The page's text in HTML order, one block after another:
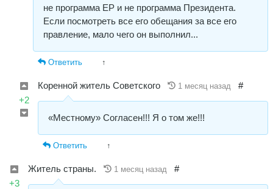
не программа ЕР и не программа Президента.
Если посмотреть все его обещания за все его
правление, мало чего он выполнил...
Ответить ↑
+2
Коренной житель Советского 1 месяц назад #
«Местному» Согласен!!! Я о том же!!!
Ответить ↑
+3
Житель страны. 1 месяц назад #